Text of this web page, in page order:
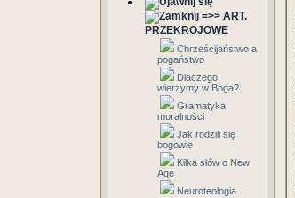
=>> ART.
PRZEKROJOWE
Chrześcijaństwo a
pogaństwo
Dlaczego
wierzymy w Boga?
Gramatyka
moralności
Jak rodzili się
bogowie
Kilka słów o New
Age
Neuroteologia